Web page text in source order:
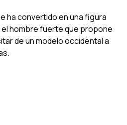
ha convertido en una figura
el hombre fuerte que propone
de un modelo occidental a